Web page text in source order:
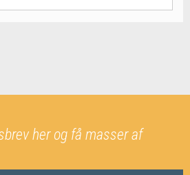
her og få masser af